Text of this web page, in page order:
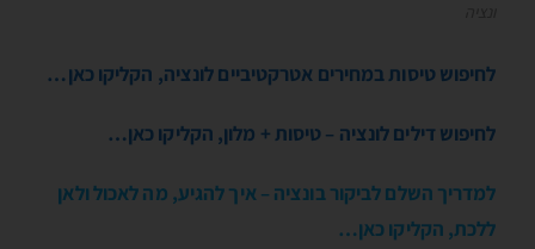
לחיפוש טיסות במחירים אטרקטיביים לונציה, הקליקו כאן…
לחיפוש דילים לונציה – טיסות + מלון, הקליקו כאן…
למדריך השלם לביקור בונציה – איך להגיע, מה לאכול ולאן
ללכת, הקליקו כאן…